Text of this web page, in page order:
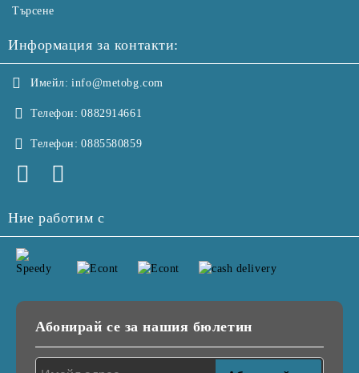
Търсене
Информация за контакти:
Имейл: info@metobg.com
Телефон: 0882914661
Телефон: 0885580859
Ние работим с
Абонирай се за нашия бюлетин